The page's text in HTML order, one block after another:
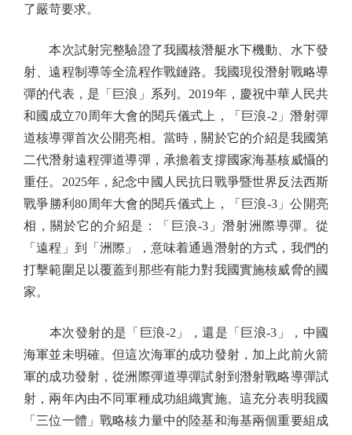
了嚴苛要求。
本次試射完整驗證了我國核潛艇水下機動、水下發
射、遠程制導等全流程作戰鏈路。我國現役潛射戰略導
彈的代表，是「巨浪」系列。2019年，慶祝中華人民共
和國成立70周年大會的閱兵儀式上，「巨浪-2」潛射彈
道核導彈首次公開亮相。當時，關於它的介紹是我國第
二代潛射遠程彈道導彈，承擔着支撐國家海基核威懾的
重任。2025年，紀念中國人民抗日戰爭暨世界反法西斯
戰爭勝利80周年大會的閱兵儀式上，「巨浪-3」公開亮
相，關於它的介紹是：「巨浪-3」潛射洲際導彈。從
「遠程」到「洲際」，意味着通過潛射的方式，我們的
打擊範圍足以覆蓋到那些有能力對我國實施核威脅的國
家。
本次發射的是「巨浪-2」，還是「巨浪-3」，中國
海軍並未明確。但這次海軍的成功發射，加上此前火箭
軍的成功發射，從洲際彈道導彈試射到潛射戰略導彈試
射，兩年內由不同軍種成功組織實施。這充分表明我國
「三位一體」戰略核力量中的陸基和海基兩個重要組成